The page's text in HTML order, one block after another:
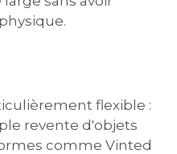
flexible :
revente d'objets
comme Vinted